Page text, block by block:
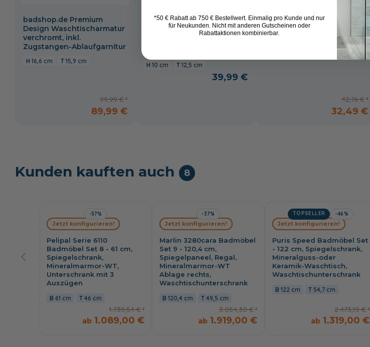
badshop.de Premium
Design Waschtischarmatur
verchromt, inkl.
Zugstangen-Ablaufgarnitur
16,6 cm 15,9 cm
99,99 €
89,99 €
badshop.de Classic
Waschtischarmatur
10 cm 12,5 cm
39,99 €
Pelipal Handtuchhalter zur
Korpusmontage, 1-armig
32,5 cm
42,76 €
32,49 €
Kunden kauften auch 8
-37%
Pelipal Serie 6110
Badmöbel Set 8 - 61 cm,
Spiegelschrank,
Mineralmarmor-WT,
Unterschrank mit 3
Auszügen
61 cm 46 cm
1.739,54 €
1.089,00 €
Jetzt konfigurieren!
-37%
Marlin 3280cara Badmöbel
Set 9 - 120,4 cm,
Spiegelpaneel, Regal,
Mineralmarmor-WT
Ablage rechts,
Waschtischunterschrank
120,4 cm 49,5 cm
3.054,30 €
1.919,00 €
Jetzt konfigurieren!
TOPSELLER -46%
Puris Speed Badmöbel Set
- 122 cm, Spiegelschrank,
Mineralguss-oder
Keramik-Waschtisch,
Waschtischunterschrank
122 cm 54,7 cm
2.473,19 €
1.319,00 €
Jetzt konfigurieren!
*50 € Rabatt ab 750 € Bestellwert. Einmalig pro Kunde und nur
für Neukunden. Nicht mit anderen Gutscheinen oder
Rabattaktionen kombinierbar.